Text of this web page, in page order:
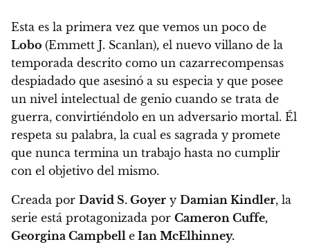
Esta es la primera vez que vemos un poco de
Lobo (Emmett J. Scanlan), el nuevo villano de la
temporada descrito como un cazarrecompensas
despiadado que asesinó a su especia y que posee
un nivel intelectual de genio cuando se trata de
guerra, convirtiéndolo en un adversario mortal. Él
respeta su palabra, la cual es sagrada y promete
que nunca termina un trabajo hasta no cumplir
con el objetivo del mismo.
Creada por David S. Goyer y Damian Kindler, la
serie está protagonizada por Cameron Cuffe,
Georgina Campbell e Ian McElhinney.